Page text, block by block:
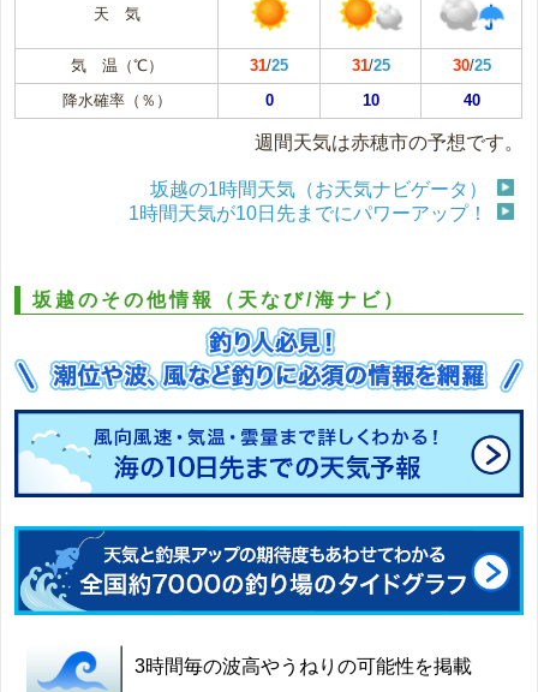
天 気
気 温（℃） 31/25 31/25 30/25
降水確率（％）
0 10 40
週間天気は赤穂市の予想です。
坂越の1時間天気（お天気ナビゲータ）
1時間天気が10日先までにパワーアップ！
坂越のその他情報（天なび/海ナビ）
3時間毎の波高やうねりの可能性を掲載